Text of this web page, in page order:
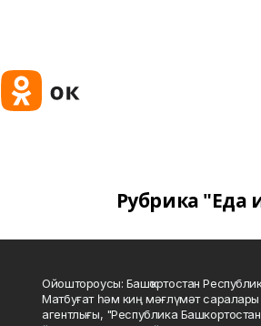
Рубрика "Еда
Ойоштороусы: Башҡортостан
Матбуғат һәм киң мәғлүмәт саралары
агентлығы, "Республика